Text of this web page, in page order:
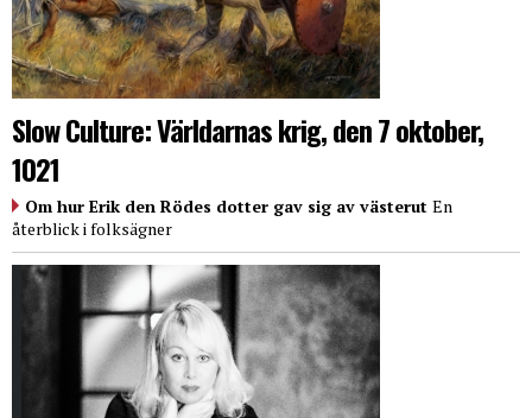
Slow Culture: Världarnas krig, den 7 oktober,
1021
Om hur Erik den Rödes dotter gav sig av västerut En
återblick i folksägner